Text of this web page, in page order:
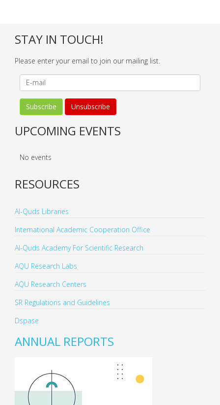
STAY IN TOUCH!
Please enter your email to join our mailing list.
UPCOMING EVENTS
No events
RESOURCES
Al-Quds Libraries
International Academic Cooperation Office
Al-Quds Academy For Scientific Research
AQU Research Labs
AQU Research Centers
SR Regulations and Guidelines
Dspase
ANNUAL REPORTS